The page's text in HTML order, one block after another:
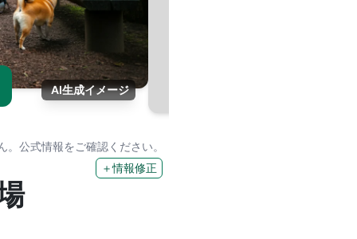
AI生成イメージ
公式情報をご確認ください。
＋情報修正